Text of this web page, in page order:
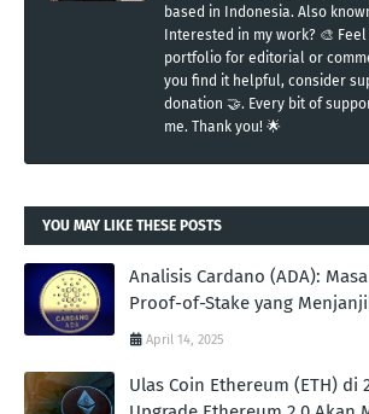
based in Indonesia. Also
Interested in my work? 🎨
portfolio for editorial or
you find it helpful, consider
donation 🤝. Every bit of
me. Thank you! 🌟
YOU MAY LIKE THESE POSTS
Analisis Cardano (ADA):
Proof-of-Stake yang
April 14, 2025
Ulas Coin Ethereum (ETH) di